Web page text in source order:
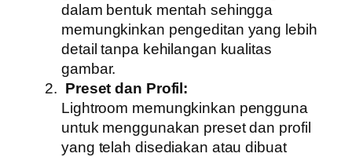
dalam bentuk mentah sehingga
memungkinkan pengeditan yang lebih
detail tanpa kehilangan kualitas
gambar.
Preset dan Profil:
Lightroom memungkinkan pengguna
untuk menggunakan preset dan profil
yang telah disediakan atau dibuat